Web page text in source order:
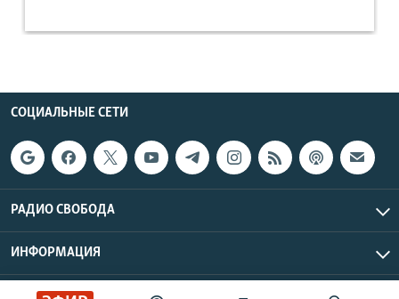
СОЦИАЛЬНЫЕ СЕТИ
РАДИО СВОБОДА
ИНФОРМАЦИЯ